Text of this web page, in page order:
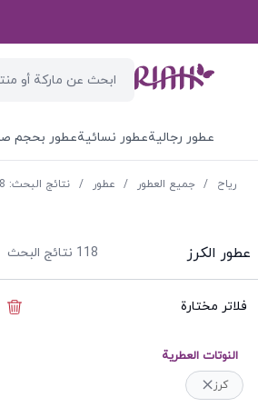
عطور رجاليةعطور نسائيةعطور بحجم
ریاح / جميع العطور / عطور / نتائج البحث: 118
عطور الكرز 118 نتائج البحث
فلاتر مختارة
النوتات العطرية
كرز